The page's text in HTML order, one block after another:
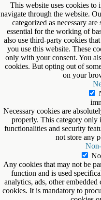
This website uses cookies
navigate through the website.
categorized as necessary
essential for the working of
also use third-party cookies
you use this website. These
only with your consent. You
cookies. But opting out of
on your
Necessary cookies are
properly. This category only
functionalities and security
not store any
Any cookies that may not be
function and is used
analytics, ads, other embedded
cookies. It is mandatory to